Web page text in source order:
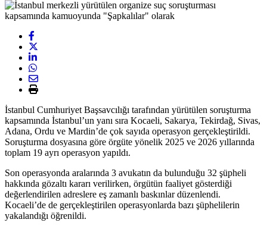
İstanbul Cumhuriyet Başsavcılığı tarafından yürütülen soruşturma
kapsamında İstanbul’un yanı sıra Kocaeli, Sakarya, Tekirdağ, Sivas,
Adana, Ordu ve Mardin’de çok sayıda operasyon gerçekleştirildi.
Soruşturma dosyasına göre örgüte yönelik 2025 ve 2026 yıllarında
toplam 19 ayrı operasyon yapıldı.
Son operasyonda aralarında 3 avukatın da bulunduğu 32 şüpheli
hakkında gözaltı kararı verilirken, örgütün faaliyet gösterdiği
değerlendirilen adreslere eş zamanlı baskınlar düzenlendi.
Kocaeli’de de gerçekleştirilen operasyonlarda bazı şüphelilerin
yakalandığı öğrenildi.